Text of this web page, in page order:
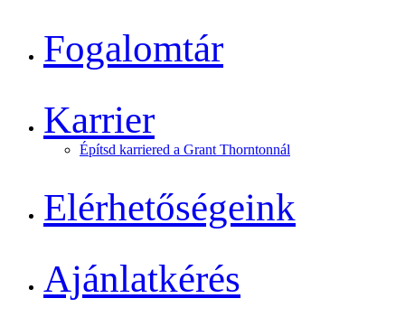
Fogalomtár
Karrier
Építsd karriered a Grant Thorntonnál
Elérhetőségeink
Ajánlatkérés